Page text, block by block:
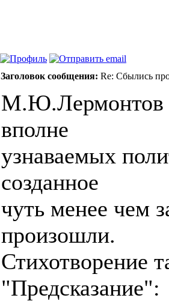
Заголовок сообщения: Re: Сбылись
М.Ю.Лермонтов
вполне
узнаваемых
созданное
чуть менее чем
произошли.
Стихотворение
"Предсказание":